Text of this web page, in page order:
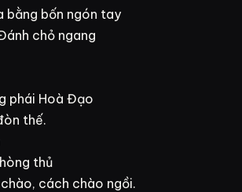
bằng bốn ngón tay
chỏ ngang
phái Hoà Đạo
thế.
thủ
cách chào ngồi.